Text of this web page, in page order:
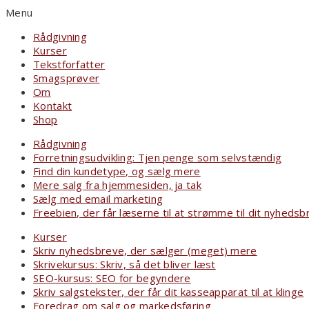
Menu
Rådgivning
Kurser
Tekstforfatter
Smagsprøver
Om
Kontakt
Shop
Rådgivning
Forretningsudvikling: Tjen penge som selvstændig
Find din kundetype, og sælg mere
Mere salg fra hjemmesiden, ja tak
Sælg med email marketing
Freebien, der får læserne til at strømme til dit
Kurser
Skriv nyhedsbreve, der sælger (meget) mere
Skrivekursus: Skriv, så det bliver læst
SEO-kursus: SEO for begyndere
Skriv salgstekster, der får dit kasseapparat til at klinge
Foredrag om salg og markedsføring